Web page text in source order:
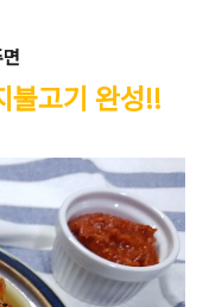
불고기 완성!!